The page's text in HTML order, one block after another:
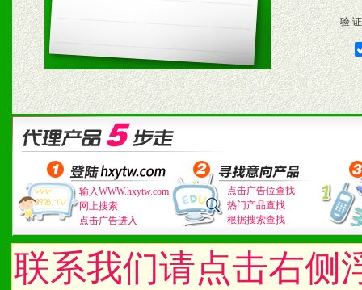
验
输入WWW.hxytw.com
网上搜索
点击广告进入
点击广告位查找
热门产品查找
根据搜索查找
联系我们请点击右侧